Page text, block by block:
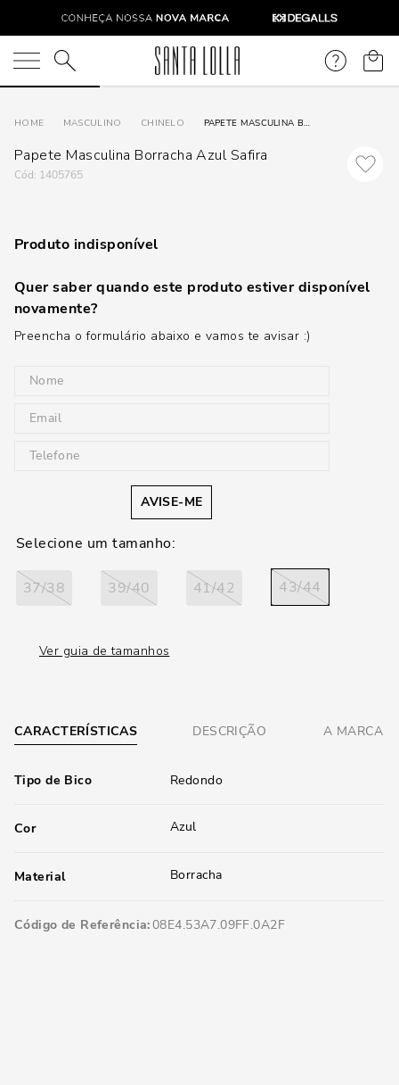
O que você está procurando?
MASCULINO CHINELO PAPETE MASCULINA BORRACHA AZUL SAFIRA
Papete Masculina Borracha Azul Safira
: 1405765
Produto indisponível
Quer saber quando este produto estiver disponível
novamente?
Preencha o formulário abaixo e vamos te avisar :)
AVISE-ME
37/38 39/40 41/42 43/44
Ver guia de tamanhos
CARACTERÍSTICAS DESCRIÇÃO A MARCA
Tipo de Bico Redondo
Cor Azul
Material Borracha
Código de Referência 08E4.53A7.09FF.0A2F